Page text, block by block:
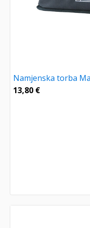
Namjenska torba
13,80 €